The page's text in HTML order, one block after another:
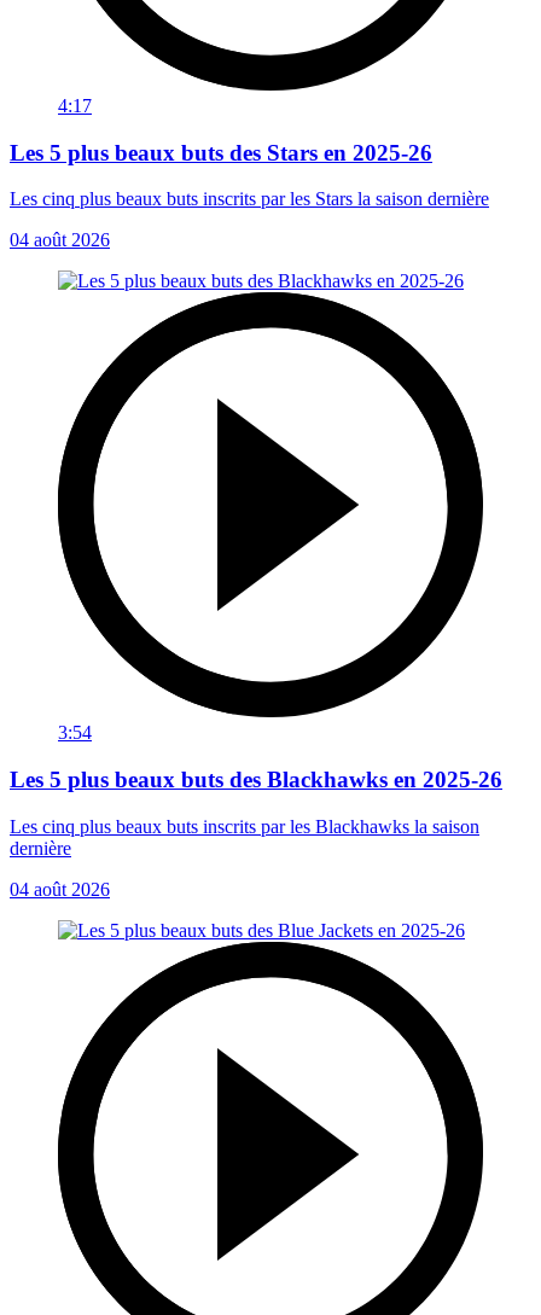
4:17
Les 5 plus beaux buts des Stars en 2025-26
Les cinq plus beaux buts inscrits par les Stars la saison dernière
04 août 2026
3:54
Les 5 plus beaux buts des Blackhawks en 2025-26
Les cinq plus beaux buts inscrits par les Blackhawks la saison
dernière
04 août 2026